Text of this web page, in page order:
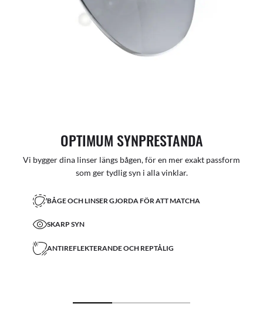
OPTIMUM SYNPRESTANDA
Vi bygger dina linser längs bågen, för en mer exakt passform
som ger tydlig syn i alla vinklar.
BÅGE OCH LINSER GJORDA FÖR ATT MATCHA
SKARP SYN
ANTIREFLEKTERANDE OCH REPTÅLIG